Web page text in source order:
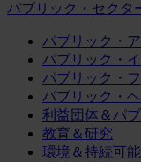
パブリック・セクタ
パブリック・
パブリック・
パブリック・
パブリック・
利益団体＆パ
教育＆研究
環境＆持続可